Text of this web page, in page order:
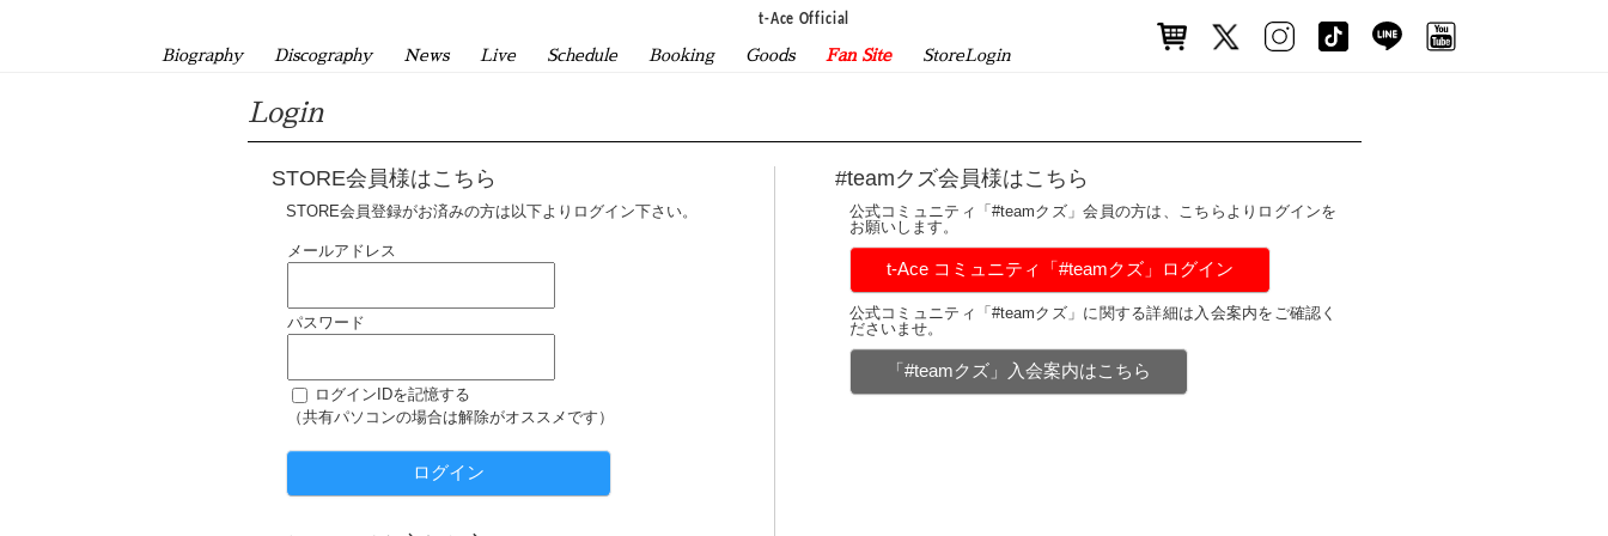
t-Ace Official
Biography Discography News Live Schedule Booking Goods Fan Site StoreLogin
Login
STORE会員様はこちら
STORE会員登録がお済みの方は以下よりログイン下さい。
メールアドレス
パスワード
ログインIDを記憶する
（共有パソコンの場合は解除がオススメです）
ログイン
#teamクズ会員様はこちら
公式コミュニティ「#teamクズ」会員の方は、こちらよりログインを
お願いします。
t-Ace コミュニティ「#teamクズ」ログイン
公式コミュニティ「#teamクズ」に関する詳細は入会案内をご確認く
ださいませ。
「#teamクズ」入会案内はこちら